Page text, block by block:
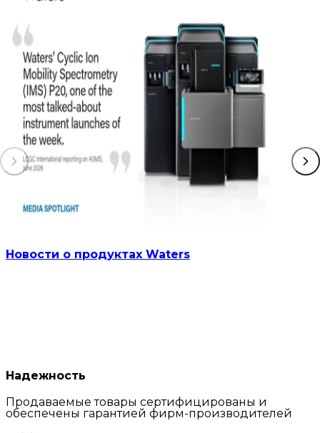
Новости о продуктах Waters
Надежность
Продаваемые товары сертифицированы и
обеспечены гарантией фирм-производителей